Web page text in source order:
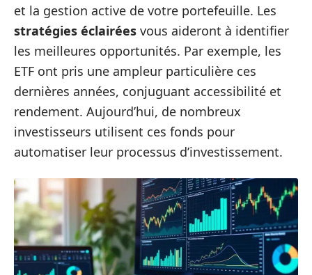
et la gestion active de votre portefeuille. Les
stratégies éclairées vous aideront à identifier
les meilleures opportunités. Par exemple, les
ETF ont pris une ampleur particulière ces
dernières années, conjuguant accessibilité et
rendement. Aujourd’hui, de nombreux
investisseurs utilisent ces fonds pour
automatiser leur processus d’investissement.